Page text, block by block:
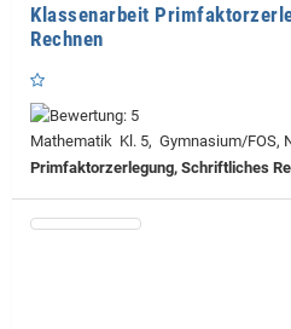
Klassenarbeit
Rechnen
Mathematik Kl. 5, Gymnasium/FOS,
Primfaktorzerlegung, Schriftliches